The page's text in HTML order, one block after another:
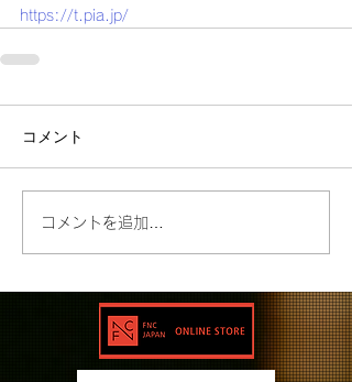
https://t.pia.jp/
コメント
コメントを追加…